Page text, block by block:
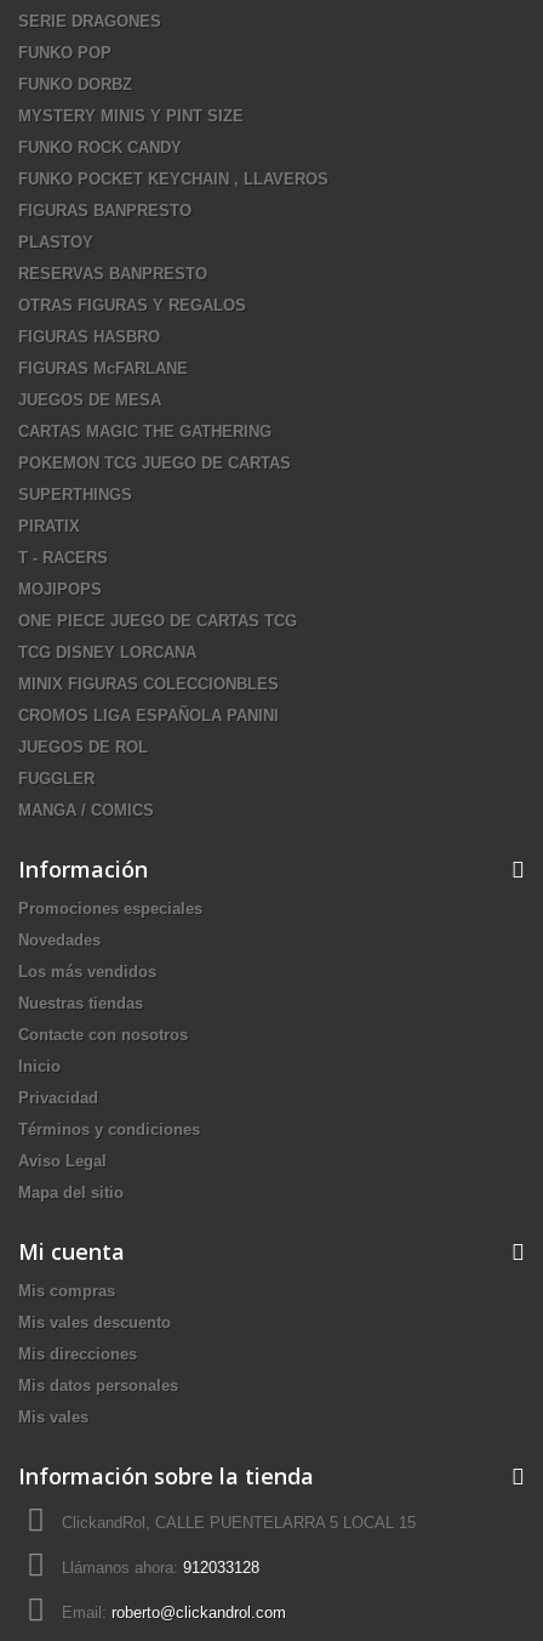
SERIE DRAGONES
FUNKO POP
FUNKO DORBZ
MYSTERY MINIS Y PINT SIZE
FUNKO ROCK CANDY
FUNKO POCKET KEYCHAIN , LLAVEROS
FIGURAS BANPRESTO
PLASTOY
RESERVAS BANPRESTO
OTRAS FIGURAS Y REGALOS
FIGURAS HASBRO
FIGURAS McFARLANE
JUEGOS DE MESA
CARTAS MAGIC THE GATHERING
POKEMON TCG JUEGO DE CARTAS
SUPERTHINGS
PIRATIX
T - RACERS
MOJIPOPS
ONE PIECE JUEGO DE CARTAS TCG
TCG DISNEY LORCANA
MINIX FIGURAS COLECCIONBLES
CROMOS LIGA ESPAÑOLA PANINI
JUEGOS DE ROL
FUGGLER
MANGA / COMICS
Información
Promociones especiales
Novedades
Los más vendidos
Nuestras tiendas
Contacte con nosotros
Inicio
Privacidad
Términos y condiciones
Aviso Legal
Mapa del sitio
Mi cuenta
Mis compras
Mis vales descuento
Mis direcciones
Mis datos personales
Mis vales
Información sobre la tienda
ClickandRol, CALLE PUENTELARRA 5 LOCAL 15
Llámanos ahora: 912033128
Email: roberto@clickandrol.com